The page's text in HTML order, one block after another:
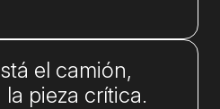
el camión,
pieza crítica.